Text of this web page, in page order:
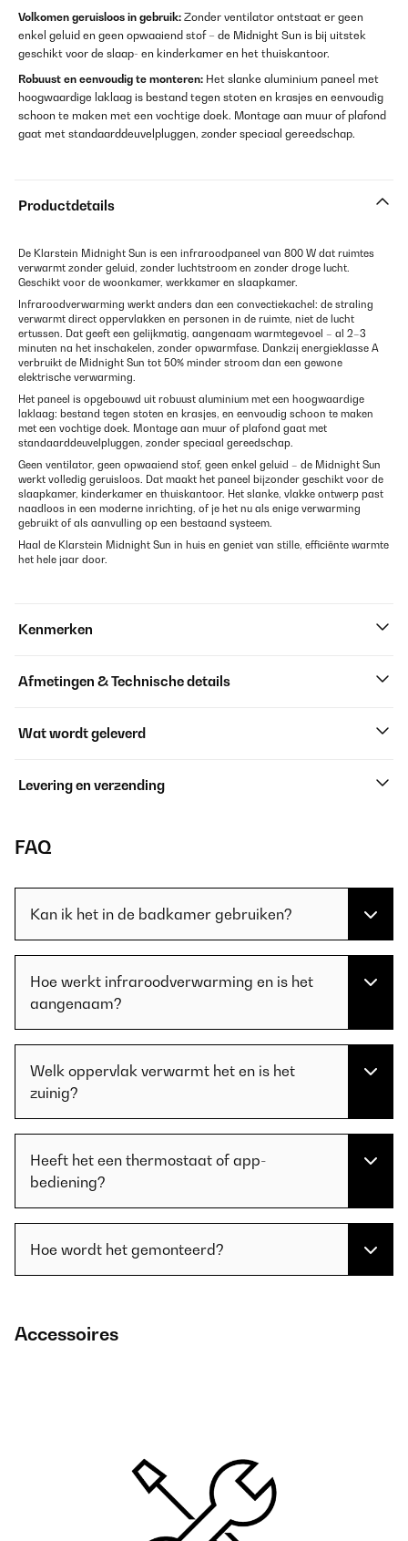
Volkomen geruisloos in gebruik: Zonder ventilator ontstaat er geen
enkel geluid en geen opwaaiend stof – de Midnight Sun is bij uitstek
geschikt voor de slaap- en kinderkamer en het thuiskantoor.
Robuust en eenvoudig te monteren: Het slanke aluminium paneel met
hoogwaardige laklaag is bestand tegen stoten en krasjes en eenvoudig
schoon te maken met een vochtige doek. Montage aan muur of plafond
gaat met standaarddeuvelpluggen, zonder speciaal gereedschap.
Productdetails
De Klarstein Midnight Sun is een infraroodpaneel van 800 W dat ruimtes
verwarmt zonder geluid, zonder luchtstroom en zonder droge lucht.
Geschikt voor de woonkamer, werkkamer en slaapkamer.
Infraroodverwarming werkt anders dan een convectiekachel: de straling
verwarmt direct oppervlakken en personen in de ruimte, niet de lucht
ertussen. Dat geeft een gelijkmatig, aangenaam warmtegevoel – al 2–3
minuten na het inschakelen, zonder opwarmfase. Dankzij energieklasse A
verbruikt de Midnight Sun tot 50% minder stroom dan een gewone
elektrische verwarming.
Het paneel is opgebouwd uit robuust aluminium met een hoogwaardige
laklaag: bestand tegen stoten en krasjes, en eenvoudig schoon te maken
met een vochtige doek. Montage aan muur of plafond gaat met
standaarddeuvelpluggen, zonder speciaal gereedschap.
Geen ventilator, geen opwaaiend stof, geen enkel geluid – de Midnight Sun
werkt volledig geruisloos. Dat maakt het paneel bijzonder geschikt voor de
slaapkamer, kinderkamer en thuiskantoor. Het slanke, vlakke ontwerp past
naadloos in een moderne inrichting, of je het nu als enige verwarming
gebruikt of als aanvulling op een bestaand systeem.
Haal de Klarstein Midnight Sun in huis en geniet van stille, efficiënte warmte
het hele jaar door.
Kenmerken
Afmetingen & Technische details
Wat wordt geleverd
Levering en verzending
FAQ
Kan ik het in de badkamer gebruiken?
Hoe werkt infraroodverwarming en is het
aangenaam?
Welk oppervlak verwarmt het en is het
zuinig?
Heeft het een thermostaat of app-
bediening?
Hoe wordt het gemonteerd?
Accessoires